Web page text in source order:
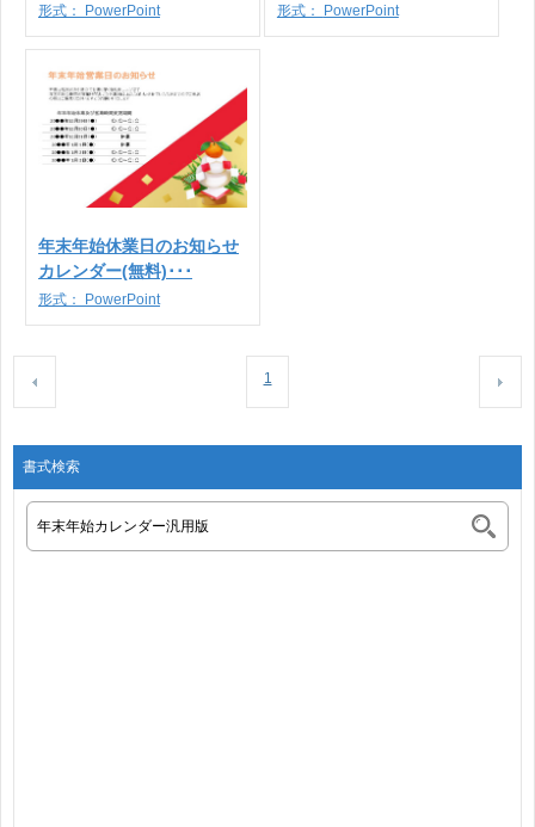
形式： PowerPoint 形式： PowerPoint
年末年始休業日のお知らせ
カレンダー(無料)･･･
形式： PowerPoint
1
書式検索